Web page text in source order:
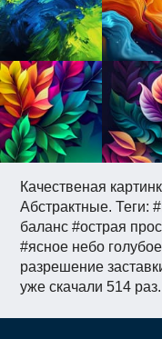
Качественая
Абстрактные. Теги:
баланс #острая
#ясное небо
разрешение
уже скачали 514 раз.